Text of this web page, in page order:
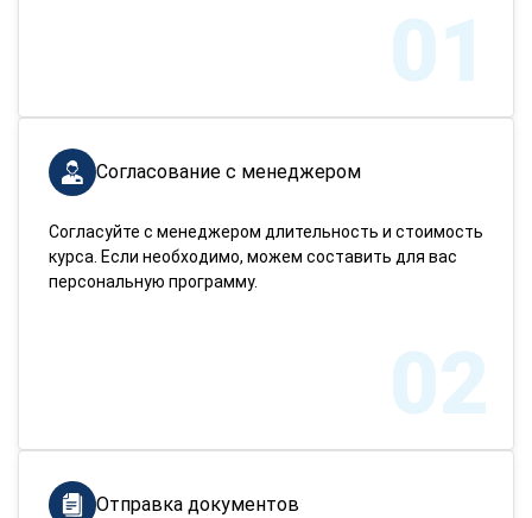
01
Согласование с менеджером
Согласуйте с менеджером длительность и стоимость
курса. Если необходимо, можем составить для вас
персональную программу.
02
Отправка документов